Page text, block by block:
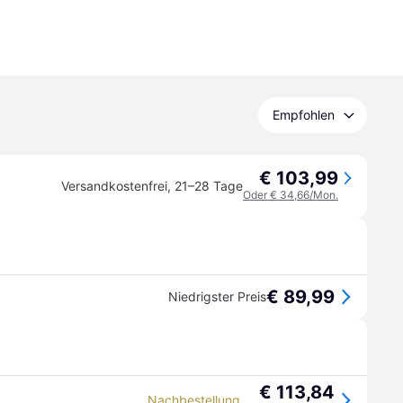
Empfohlen
Versandkostenfrei, 21–28 Tage € 103,99
Oder € 34,66/Mon.
Niedrigster Preis€ 89,99
Nachbestellung € 113,84